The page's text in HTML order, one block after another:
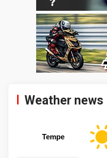
Weather news
Tempe